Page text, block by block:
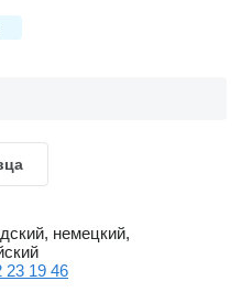
немецкий,
23 19 46